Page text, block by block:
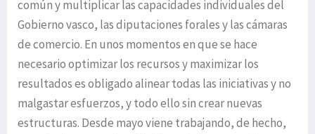
común y multiplicar las capacidades individuales del
Gobierno vasco, las diputaciones forales y las cámaras
de comercio. En unos momentos en que se hace
necesario optimizar los recursos y maximizar los
resultados es obligado alinear todas las iniciativas y no
malgastar esfuerzos, y todo ello sin crear nuevas
estructuras. Desde mayo viene trabajando, de hecho,